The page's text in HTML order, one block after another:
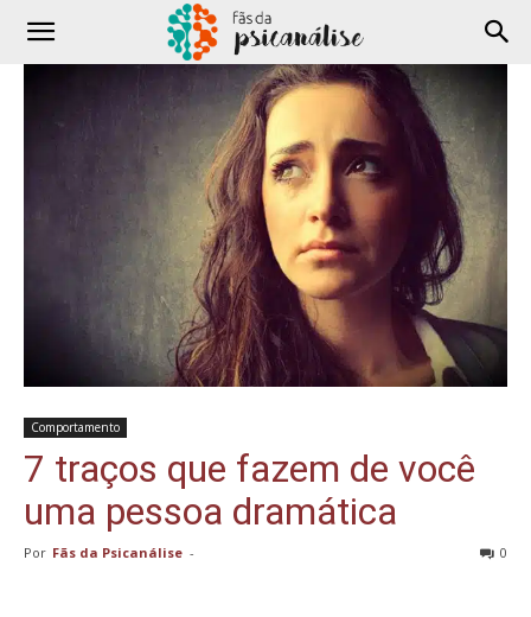
Comportamento
7 traços que fazem de você
uma pessoa dramática
Por Fãs da Psicanálise - 0